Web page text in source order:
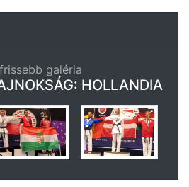
galéria
HOLLANDIA